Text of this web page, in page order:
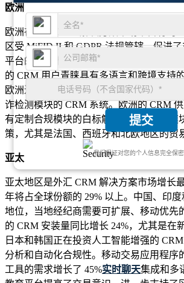
提交
我们保证对您的个人信息完全保密.
欧洲
欧洲在外汇 CRM 解决方案市场中占有约
区受 MiFID II 和 GDPR 法规管辖，促进
平台的高需求。德国和英国的采用率领先
的 CRM 用户青睐具有多语言和跨境支持
欧洲近 36% 的外汇经纪商升级到具有客户
诈检测模块的 CRM 系统。欧洲的 CRM
有定制合规模块的白标解决方案，这些模
策，尤其是法国、西班牙和北欧地区的贸
亚太
亚太地区是外汇 CRM 解决方案市场增长
年将占全球份额的 29% 以上。中国、印
地位，当地经纪商需要可扩展、移动优先
的 CRM 安装量同比增长 24%，尤其是在
日本和韩国正在投资人工智能增强的
分析和自动化合规性。移动交易应用程序
工具的需求增长了 45%实时聊天集成和多